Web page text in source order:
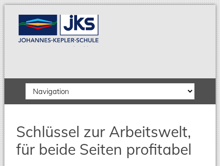
Zielseite
Schlüssel zur Arbeitswelt,
für beide Seiten profitabel